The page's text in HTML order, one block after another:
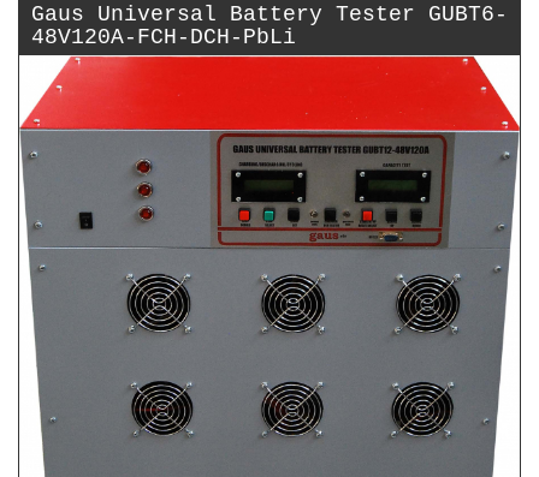
Gaus Universal Battery Tester GUBT6-
48V120A-FCH-DCH-PbLi